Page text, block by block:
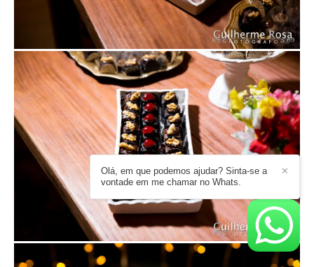
✕
Olá, em que podemos ajudar? Sinta-se a
vontade em me chamar no Whats.